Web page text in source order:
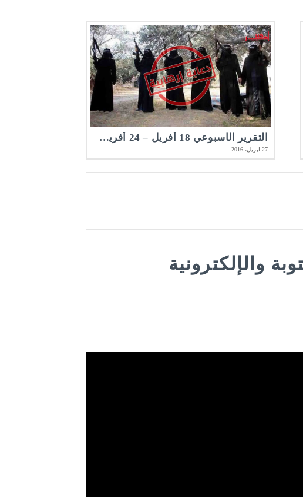
التقرير الأسبوعي 18 أفريل – 24 أفريل 2016 | مرصد الأخلاقيات المهنية في الصحافة المكتوبة و الإلكترونية
27 أبريل، 2016
والإلكترونية